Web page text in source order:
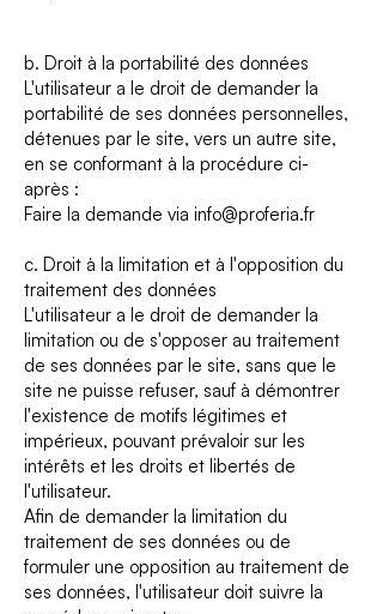
b. Droit à la portabilité des données
L'utilisateur a le droit de demander la
portabilité de ses données personnelles,
détenues par le site, vers un autre site,
en se conformant à la procédure ci-
après :
Faire la demande via info@proferia.fr
c. Droit à la limitation et à l'opposition du
traitement des données
L'utilisateur a le droit de demander la
limitation ou de s'opposer au traitement
de ses données par le site, sans que le
site ne puisse refuser, sauf à démontrer
l'existence de motifs légitimes et
impérieux, pouvant prévaloir sur les
intérêts et les droits et libertés de
l'utilisateur.
Afin de demander la limitation du
traitement de ses données ou de
formuler une opposition au traitement de
ses données, l'utilisateur doit suivre la